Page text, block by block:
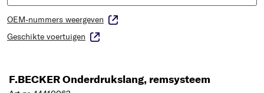
OEM-nummers weergeven
Geschikte voertuigen
F.BECKER Onderdrukslang, remsysteem